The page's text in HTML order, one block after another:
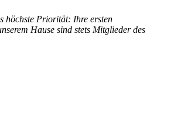
höchste Priorität: Ihre ersten
Hause sind stets Mitglieder des